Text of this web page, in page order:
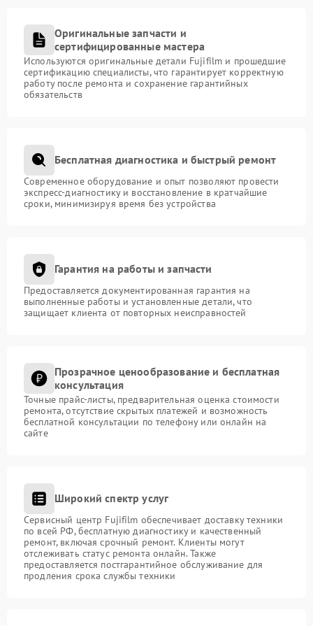
Оригинальные запчасти и
сертифицированные мастера
Используются оригинальные детали Fujifilm и прошедшие
сертификацию специалисты, что гарантирует корректную
работу после ремонта и сохранение гарантийных
обязательств
Бесплатная диагностика и быстрый ремонт
Современное оборудование и опыт позволяют провести
экспресс-диагностику и восстановление в кратчайшие
сроки, минимизируя время без устройства
Гарантия на работы и запчасти
Предоставляется документированная гарантия на
выполненные работы и установленные детали, что
защищает клиента от повторных неисправностей
Прозрачное ценообразование и бесплатная
консультация
Точные прайс-листы, предварительная оценка стоимости
ремонта, отсутствие скрытых платежей и возможность
бесплатной консультации по телефону или онлайн на
сайте
Широкий спектр услуг
Сервисный центр Fujifilm обеспечивает доставку техники
по всей РФ, бесплатную диагностику и качественный
ремонт, включая срочный ремонт. Клиенты могут
отслеживать статус ремонта онлайн. Также
предоставляется постгарантийное обслуживание для
продления срока службы техники